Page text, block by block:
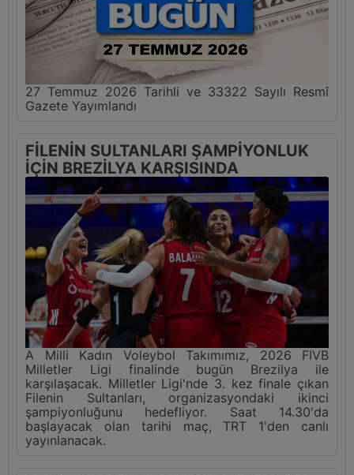
27 Temmuz 2026 Tarihli ve 33322 Sayılı Resmî
Gazete Yayımlandı
FİLENİN SULTANLARI ŞAMPİYONLUK
İÇİN BREZİLYA KARŞISINDA
A Milli Kadın Voleybol Takımımız, 2026 FIVB
Milletler Ligi finalinde bugün Brezilya ile
karşılaşacak. Milletler Ligi'nde 3. kez finale çıkan
Filenin Sultanları, organizasyondaki ikinci
şampiyonluğunu hedefliyor. Saat 14.30'da
başlayacak olan tarihi maç, TRT 1'den canlı
yayınlanacak.